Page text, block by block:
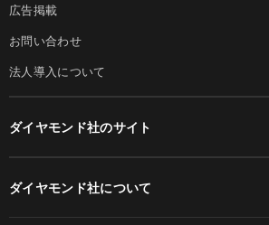
広告掲載
お問い合わせ
法人導入について
ダイヤモンド社のサイト
ダイヤモンド社について